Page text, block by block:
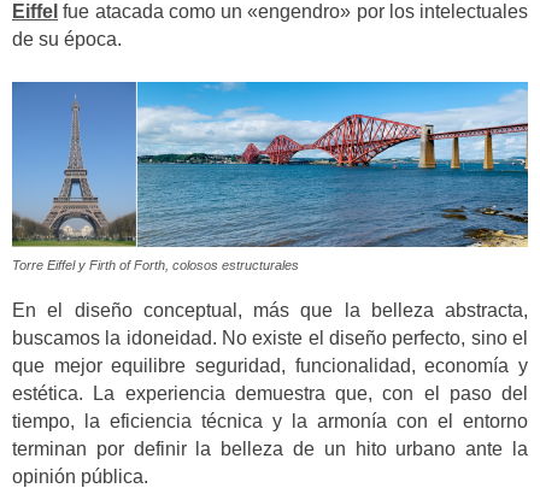
Eiffel fue atacada como un «engendro» por los intelectuales
de su época.
Torre Eiffel y Firth of Forth, colosos estructurales
En el diseño conceptual, más que la belleza abstracta,
buscamos la idoneidad. No existe el diseño perfecto, sino el
que mejor equilibre seguridad, funcionalidad, economía y
estética. La experiencia demuestra que, con el paso del
tiempo, la eficiencia técnica y la armonía con el entorno
terminan por definir la belleza de un hito urbano ante la
opinión pública.